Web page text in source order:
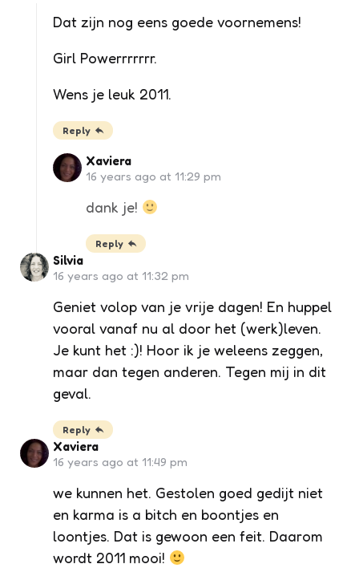
Dat zijn nog eens goede voornemens!
Girl Powerrrrrrr.
Wens je leuk 2011.
Reply
Xaviera
16 years ago at 11:29 pm
dank je!
Reply
Silvia
16 years ago at 11:32 pm
Geniet volop van je vrije dagen! En huppel
vooral vanaf nu al door het (werk)leven.
Je kunt het :)! Hoor ik je weleens zeggen,
maar dan tegen anderen. Tegen mij in dit
geval.
Reply
Xaviera
16 years ago at 11:49 pm
we kunnen het. Gestolen goed gedijt niet
en karma is a bitch en boontjes en
loontjes. Dat is gewoon een feit. Daarom
wordt 2011 mooi!